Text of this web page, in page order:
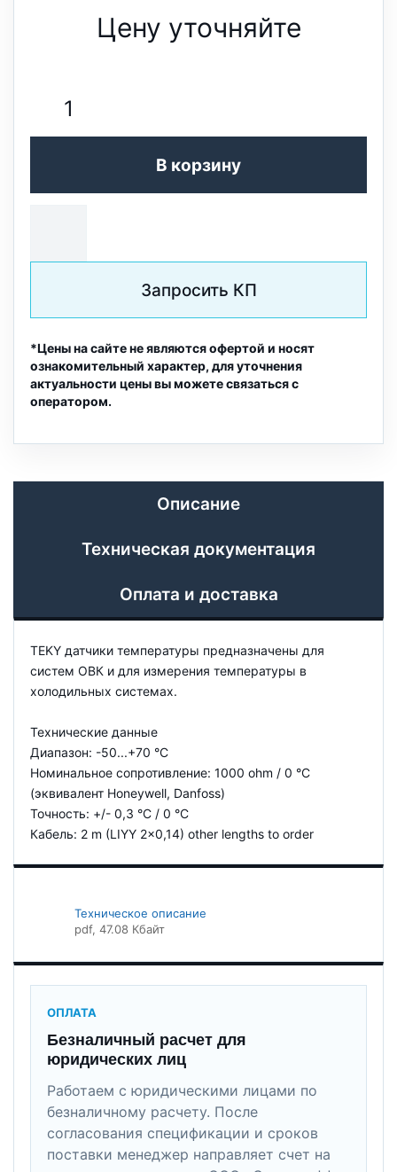
Цену уточняйте
В корзину
Запросить КП
*Цены на сайте не являются офертой и носят
ознакомительный характер, для уточнения
актуальности цены вы можете связаться с
оператором.
Описание
Техническая документация
Оплата и доставка
TEKY датчики температуры предназначены для
систем ОВК и для измерения температуры в
холодильных системах.
Технические данные
Диапазон: -50...+70 °C
Номинальное сопротивление: 1000 ohm / 0 °C
(эквивалент Honeywell, Danfoss)
Точность: +/- 0,3 °C / 0 °C
Кабель: 2 m (LIYY 2x0,14) other lengths to order
Техническое описание
pdf, 47.08 Кбайт
ОПЛАТА
Безналичный расчет для
юридических лиц
Работаем с юридическими лицами по
безналичному расчету. После
согласования спецификации и сроков
поставки менеджер направляет счет на